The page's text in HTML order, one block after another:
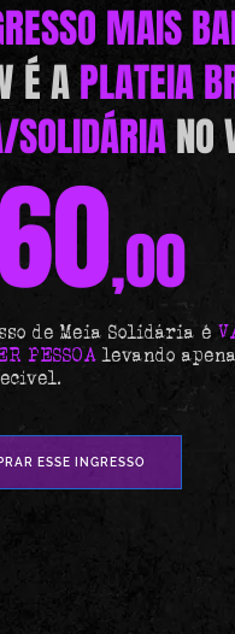
,00
de Meia Solidária é
PESSOA levando
MAIS
É APLATEIA
NO
ESSE INGRESSO